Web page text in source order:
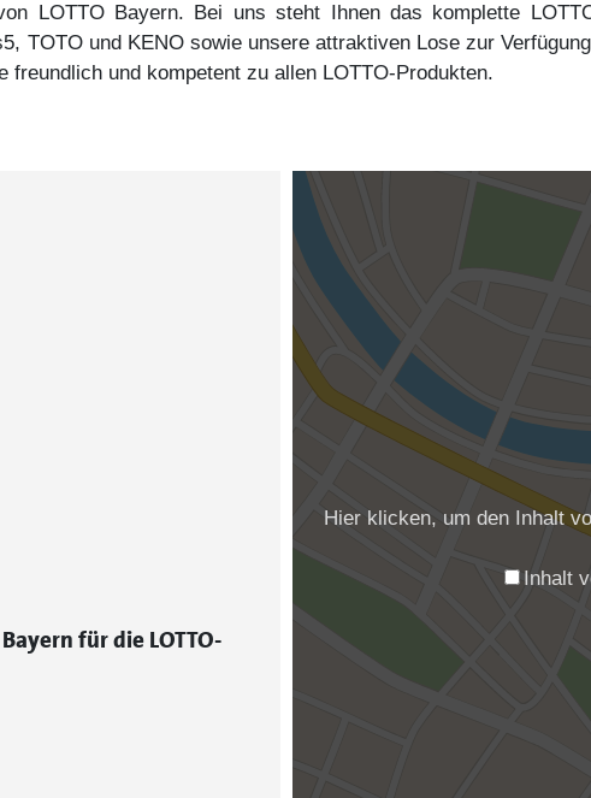
LOTTO Bayern. Bei uns steht Ihnen das komplette
TOTO und KENO sowie unsere attraktiven Lose zur
und kompetent zu allen LOTTO-Produkten.
für die LOTTO-
Hier klicken, um den Inhalt
Inhalt